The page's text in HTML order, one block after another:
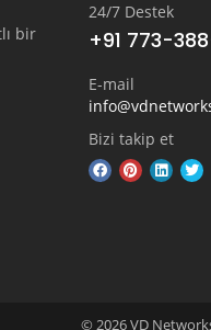
bir
24/7 Destek
+91 773-
E-mail
Bizi takip et
© 2026 VD